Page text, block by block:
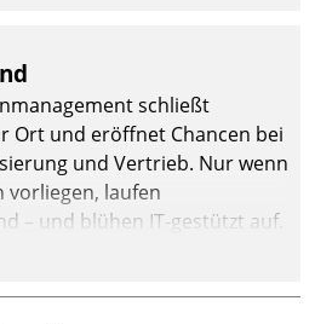
schließt
Ort und eröffnet Chancen bei
und Vertrieb. Nur wenn
laufen
– und blühen IT-gestützt auf.